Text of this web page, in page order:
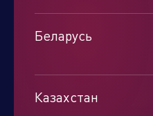
Беларусь
Казахстан